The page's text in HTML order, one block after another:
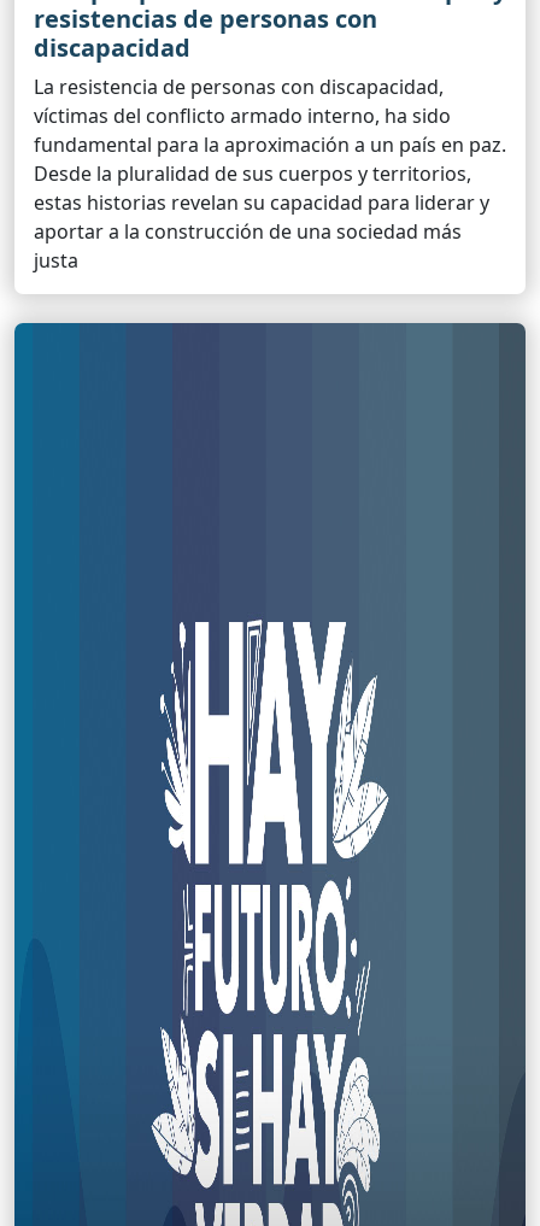
resistencias de personas con
discapacidad
La resistencia de personas con discapacidad,
víctimas del conflicto armado interno, ha sido
fundamental para la aproximación a un país en paz.
Desde la pluralidad de sus cuerpos y territorios,
estas historias revelan su capacidad para liderar y
aportar a la construcción de una sociedad más
justa